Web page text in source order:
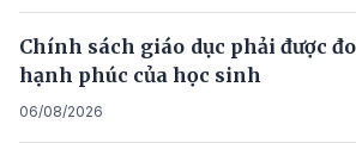
Chính sách giáo dục phải được
hạnh phúc của học sinh
06/08/2026